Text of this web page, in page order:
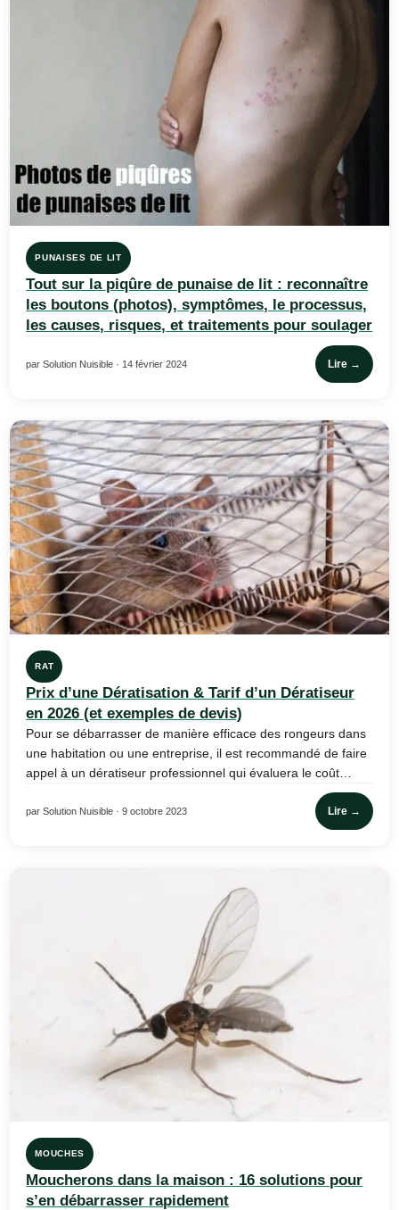
PUNAISES DE LIT
Tout sur la piqûre de punaise de lit : reconnaître
les boutons (photos), symptômes, le processus,
les causes, risques, et traitements pour soulager
par Solution Nuisible · 14 février 2024 Lire →
RAT
Prix d’une Dératisation & Tarif d’un Dératiseur
en 2026 (et exemples de devis)
Pour se débarrasser de manière efficace des rongeurs dans
une habitation ou une entreprise, il est recommandé de faire
appel à un dératiseur professionnel qui évaluera le coût…
par Solution Nuisible · 9 octobre 2023 Lire →
MOUCHES
Moucherons dans la maison : 16 solutions pour
s’en débarrasser rapidement